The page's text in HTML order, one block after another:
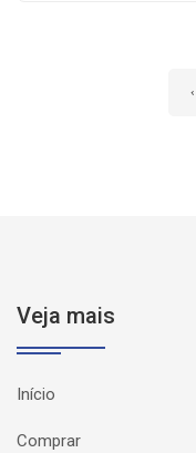
‹
Veja mais
Início
Comprar